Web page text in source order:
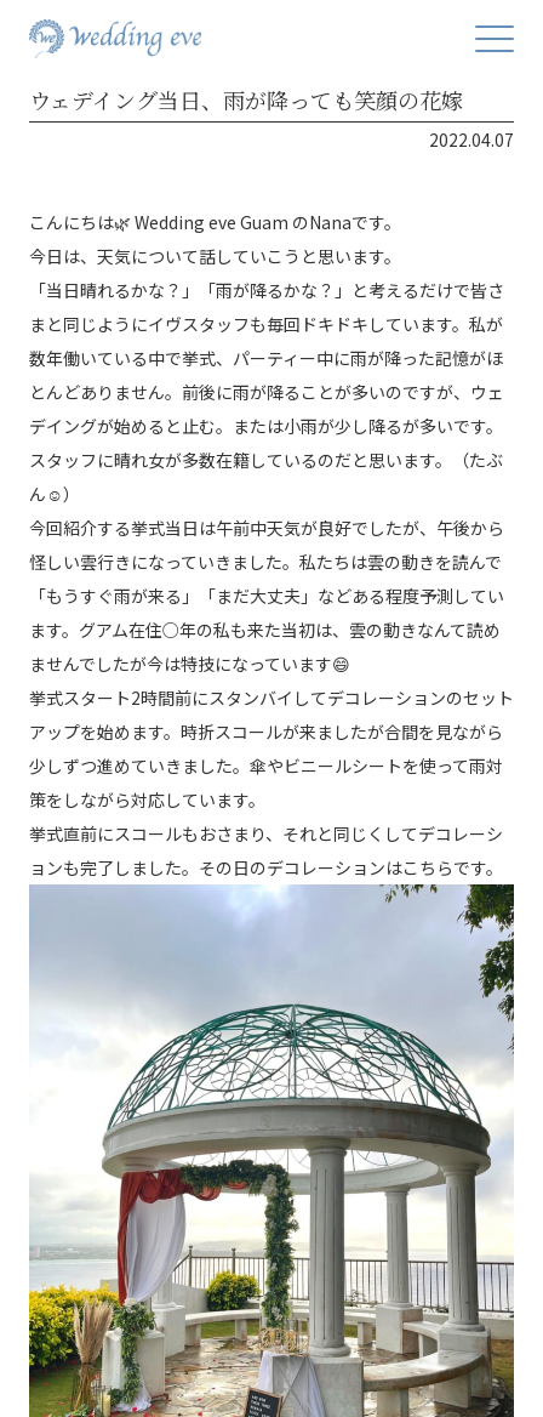
ウェデイング当日、雨が降っても笑顔の花嫁
2022.04.07
こんにちは🌿 Wedding eve Guam のNanaです。
今日は、天気について話していこうと思います。
「当日晴れるかな？」「雨が降るかな？」と考えるだけで皆さ
まと同じようにイヴスタッフも毎回ドキドキしています。私が
数年働いている中で挙式、パーティー中に雨が降った記憶がほ
とんどありません。前後に雨が降ることが多いのですが、ウェ
デイングが始めると止む。または小雨が少し降るが多いです。
スタッフに晴れ女が多数在籍しているのだと思います。（たぶ
ん☺️）
今回紹介する挙式当日は午前中天気が良好でしたが、午後から
怪しい雲行きになっていきました。私たちは雲の動きを読んで
「もうすぐ雨が来る」「まだ大丈夫」などある程度予測してい
ます。グアム在住○年の私も来た当初は、雲の動きなんて読め
ませんでしたが今は特技になっています😄
挙式スタート2時間前にスタンバイしてデコレーションのセット
アップを始めます。時折スコールが来ましたが合間を見ながら
少しずつ進めていきました。傘やビニールシートを使って雨対
策をしながら対応しています。
挙式直前にスコールもおさまり、それと同じくしてデコレーシ
ョンも完了しました。その日のデコレーションはこちらです。